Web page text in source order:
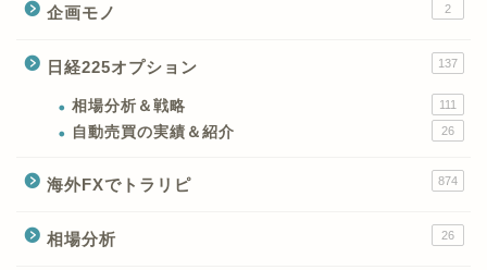
企画モノ 2
日経225オプション 137
相場分析＆戦略 111
自動売買の実績＆紹介 26
海外FXでトラリピ 874
相場分析 26